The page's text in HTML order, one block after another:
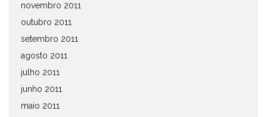
novembro 2011
outubro 2011
setembro 2011
agosto 2011
julho 2011
junho 2011
maio 2011